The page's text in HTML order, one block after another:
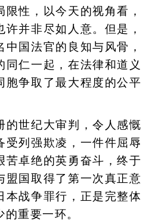
性，以今天的视角看，
并非尽如人意。但是，
国法官的良知与风骨，
同仁一起，在法律和道义
胞争取了最大程度的公平
世纪大审判，令人感慨
受列强欺凌，一件件屈辱
苦卓绝的英勇奋斗，终于
盟国取得了第一次真正意
本战争罪行，正是完整体
重要一环。